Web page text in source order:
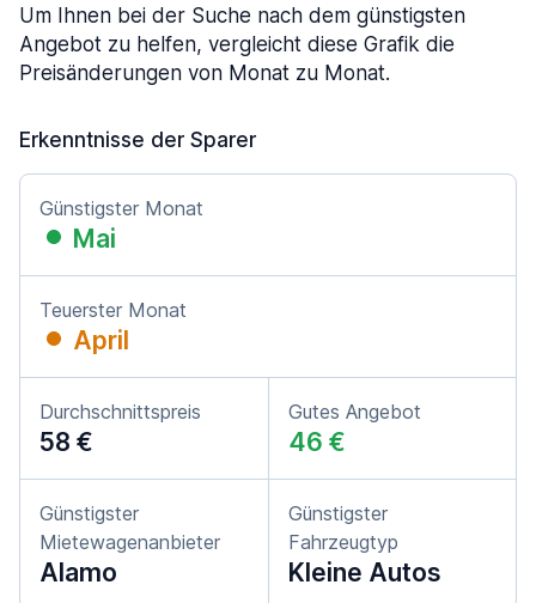
Um Ihnen bei der Suche nach dem günstigsten
Angebot zu helfen, vergleicht diese Grafik die
Preisänderungen von Monat zu Monat.
Erkenntnisse der Sparer
Günstigster Monat
Mai
Teuerster Monat
April
Durchschnittspreis
58 €
Gutes Angebot
46 €
Günstigster
Mietewagenanbieter
Alamo
Günstigster
Fahrzeugtyp
Kleine Autos